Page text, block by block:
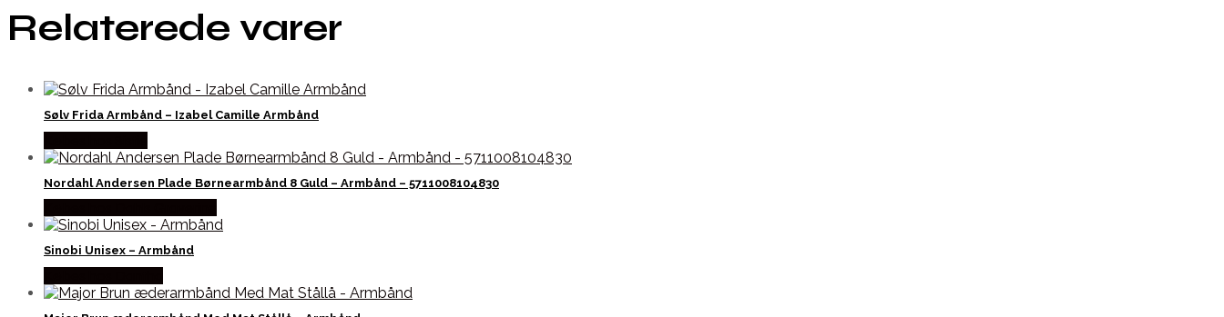
Relaterede varer
Sølv Frida Armbånd – Izabel Camille Armbånd
Nordahl Andersen Plade Børnearmbånd 8 Guld – Armbånd – 5711008104830
Sinobi Unisex – Armbånd